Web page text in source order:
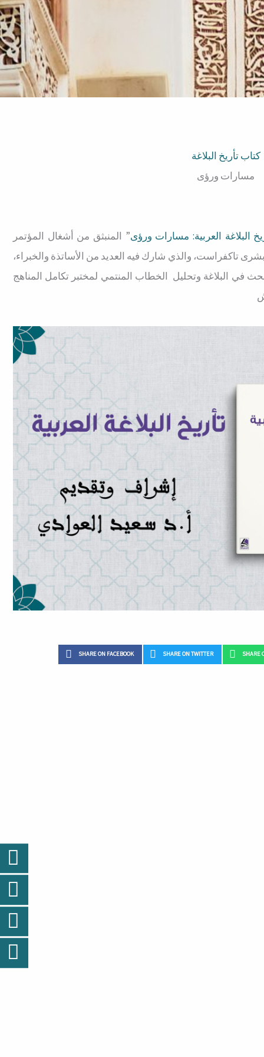
كتاب تأريخ البلاغة
مسارات ورؤى
البلاغة العربية: مسارات ورؤى” المنبثق من أشغال المؤتمر
تاكفراست، والذي شارك فيه العديد من الأساتذة والخبراء،
في البلاغة وتحليل الخطاب المنتمي لمختبر تكامل المناهج
SHARE ON FACEBOOK SHARE ON TWITTER SHARE